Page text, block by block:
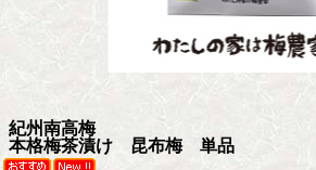
紀州南高梅
本格梅茶漬け 昆布梅 単品